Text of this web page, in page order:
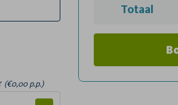
(€0,00 p.p.)
Totaal